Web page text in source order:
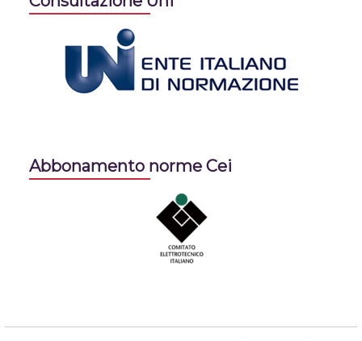
Abbonamento norme Cei